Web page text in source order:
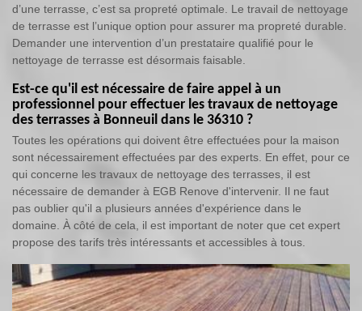
d’une terrasse, c’est sa propreté optimale. Le travail de nettoyage
de terrasse est l’unique option pour assurer ma propreté durable.
Demander une intervention d’un prestataire qualifié pour le
nettoyage de terrasse est désormais faisable.
Est-ce qu'il est nécessaire de faire appel à un
professionnel pour effectuer les travaux de nettoyage
des terrasses à Bonneuil dans le 36310 ?
Toutes les opérations qui doivent être effectuées pour la maison
sont nécessairement effectuées par des experts. En effet, pour ce
qui concerne les travaux de nettoyage des terrasses, il est
nécessaire de demander à EGB Renove d'intervenir. Il ne faut
pas oublier qu'il a plusieurs années d'expérience dans le
domaine. À côté de cela, il est important de noter que cet expert
propose des tarifs très intéressants et accessibles à tous.